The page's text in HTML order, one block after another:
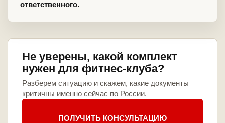
ответственного.
Не уверены, какой комплект
нужен для фитнес-клуба?
Разберем ситуацию и скажем, какие документы
критичны именно сейчас по России.
ПОЛУЧИТЬ КОНСУЛЬТАЦИЮ